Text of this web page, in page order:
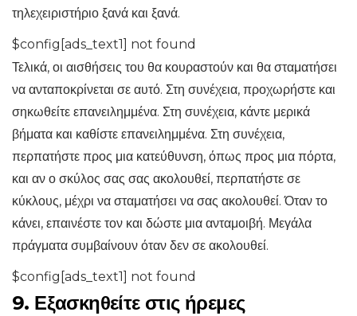
τηλεχειριστήριο ξανά και ξανά.
$config[ads_text1] not found
Τελικά, οι αισθήσεις του θα κουραστούν και θα σταματήσει
να ανταποκρίνεται σε αυτό. Στη συνέχεια, προχωρήστε και
σηκωθείτε επανειλημμένα. Στη συνέχεια, κάντε μερικά
βήματα και καθίστε επανειλημμένα. Στη συνέχεια,
περπατήστε προς μια κατεύθυνση, όπως προς μια πόρτα,
και αν ο σκύλος σας σας ακολουθεί, περπατήστε σε
κύκλους, μέχρι να σταματήσει να σας ακολουθεί. Όταν το
κάνει, επαινέστε τον και δώστε μια ανταμοιβή. Μεγάλα
πράγματα συμβαίνουν όταν δεν σε ακολουθεί.
$config[ads_text1] not found
9. Εξασκηθείτε στις ήρεμες